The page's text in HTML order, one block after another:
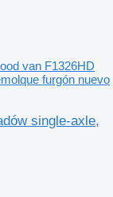
van F1326HD
furgón nuevo
single-axle,